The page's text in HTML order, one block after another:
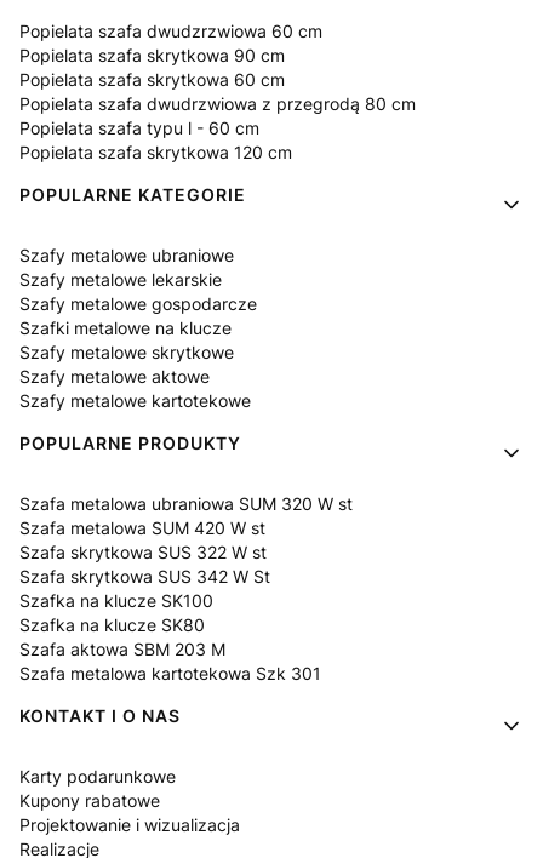
Popielata szafa dwudzrzwiowa 60 cm
Popielata szafa skrytkowa 90 cm
Popielata szafa skrytkowa 60 cm
Popielata szafa dwudrzwiowa z przegrodą 80 cm
Popielata szafa typu l - 60 cm
Popielata szafa skrytkowa 120 cm
POPULARNE KATEGORIE
Szafy metalowe ubraniowe
Szafy metalowe lekarskie
Szafy metalowe gospodarcze
Szafki metalowe na klucze
Szafy metalowe skrytkowe
Szafy metalowe aktowe
Szafy metalowe kartotekowe
POPULARNE PRODUKTY
Szafa metalowa ubraniowa SUM 320 W st
Szafa metalowa SUM 420 W st
Szafa skrytkowa SUS 322 W st
Szafa skrytkowa SUS 342 W St
Szafka na klucze SK100
Szafka na klucze SK80
Szafa aktowa SBM 203 M
Szafa metalowa kartotekowa Szk 301
KONTAKT I O NAS
Karty podarunkowe
Kupony rabatowe
Projektowanie i wizualizacja
Realizacje